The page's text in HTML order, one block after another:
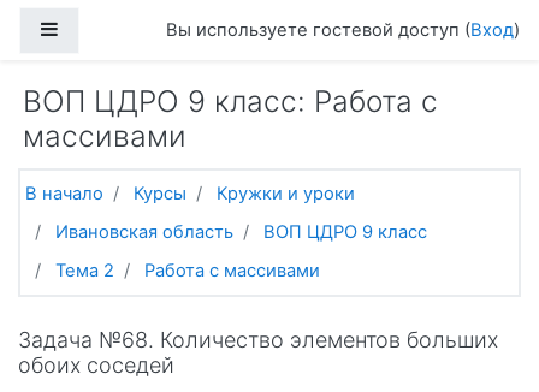
Боковая панельВы используете гостевой доступ (Вход)
ВОП ЦДРО 9 класс: Работа с
массивами
В начало Курсы
Кружки и уроки
Ивановская область
ВОП ЦДРО 9 класс
Тема 2
Работа с массивами
Задача №68. Количество элементов больших
обоих соседей